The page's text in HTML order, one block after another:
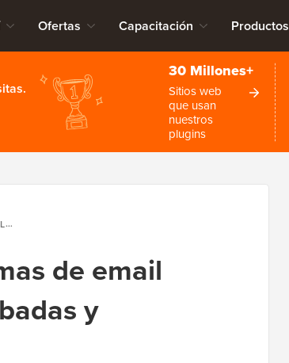
Ofertas Capacitación Productos
30 Millones+
Sitios web
que usan
nuestros
plugins
de email
y